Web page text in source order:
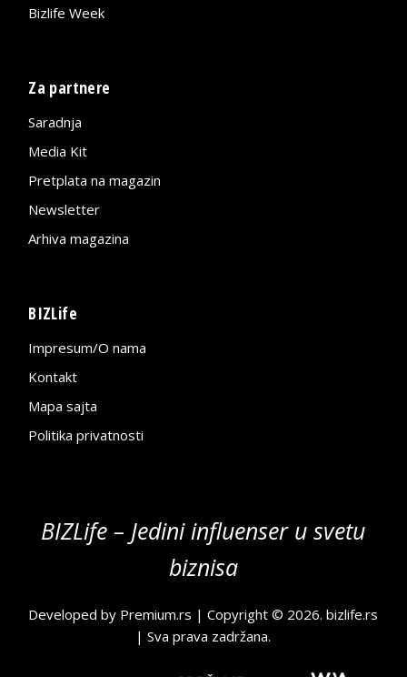
Bizlife Week
Za partnere
Saradnja
Media Kit
Pretplata na magazin
Newsletter
Arhiva magazina
BIZLife
Impresum/O nama
Kontakt
Mapa sajta
Politika privatnosti
BIZLife – Jedini influenser u svetu
biznisa
Developed by Premium.rs | Copyright © 2026.bizlife.rs
| Sva prava zadržana.